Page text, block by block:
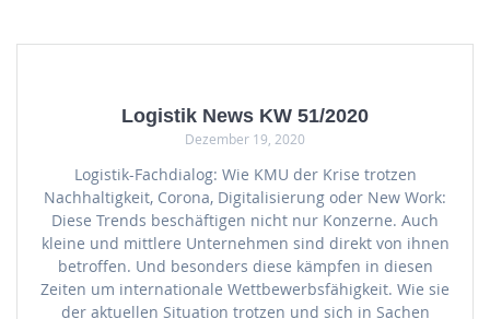
Logistik News KW 51/2020
Dezember 19, 2020
Logistik-Fachdialog: Wie KMU der Krise trotzen
Nachhaltigkeit, Corona, Digitalisierung oder New Work:
Diese Trends beschäftigen nicht nur Konzerne. Auch
kleine und mittlere Unternehmen sind direkt von ihnen
betroffen. Und besonders diese kämpfen in diesen
Zeiten um internationale Wettbewerbsfähigkeit. Wie sie
der aktuellen Situation trotzen und sich in Sachen